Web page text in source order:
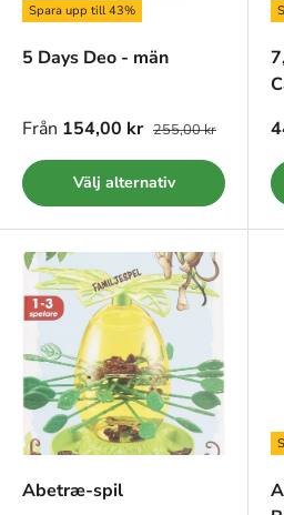
Spara upp till 43%
5 Days Deo - män
Från 154,00 kr 255,00 kr
Välj alternativ
Abetræ-spil